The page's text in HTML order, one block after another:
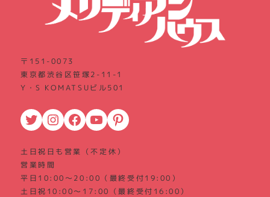
〒151-0073
東京都渋谷区笹塚2-11-1
Y・S KOMATSUビル501
Twitter Instagram Facebook YouTube Pinterest
土日祝日も営業（不定休）
営業時間
平日10:00～20:00（最終受付19:00）
土日祝10:00～17:00（最終受付16:00）